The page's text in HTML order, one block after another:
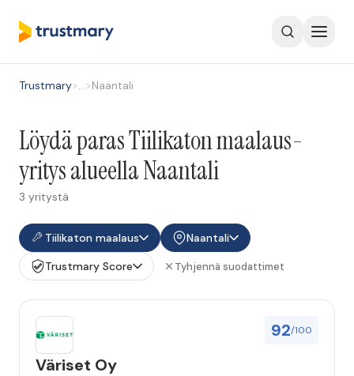
Trustmary>…>Naantali
Löydä paras Tiilikaton maalaus-
yritys alueella Naantali
3 yritystä
Tiilikaton maalaus
Naantali
Trustmary Score
Tyhjennä suodattimet
92/100
Väriset Oy